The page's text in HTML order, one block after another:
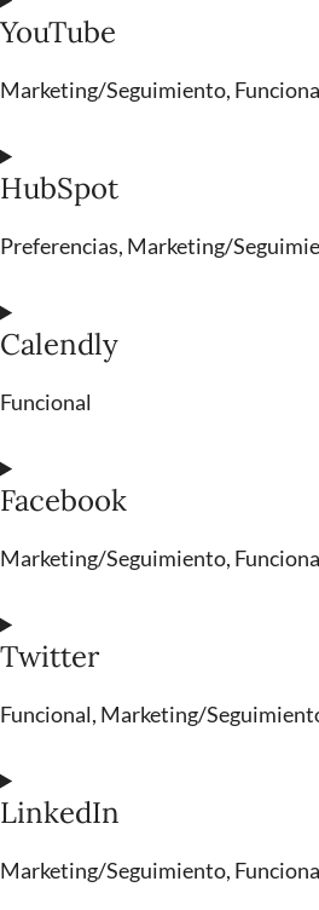
YouTube
Marketing/Seguimiento,
HubSpot
Preferencias, Marketing/
Calendly
Funcional
Facebook
Marketing/Seguimiento,
Twitter
Funcional, Marketing/
LinkedIn
Marketing/Seguimiento,